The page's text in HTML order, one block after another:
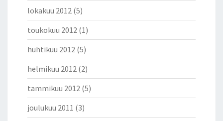
lokakuu 2012 (5)
toukokuu 2012 (1)
huhtikuu 2012 (5)
helmikuu 2012 (2)
tammikuu 2012 (5)
joulukuu 2011 (3)